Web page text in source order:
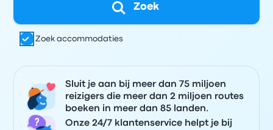
Zoek
Zoek accommodaties
Sluit je aan bij meer dan 75 miljoen
reizigers die meer dan 2 miljoen routes
boeken in meer dan 85 landen.
Onze 24/7 klantenservice helpt je bij